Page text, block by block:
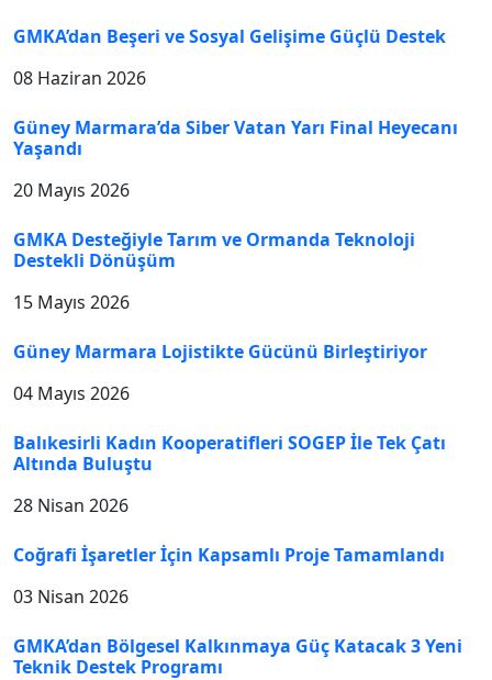
GMKA’dan Beşeri ve Sosyal Gelişime Güçlü Destek
08 Haziran 2026
Güney Marmara’da Siber Vatan Yarı Final Heyecanı
Yaşandı
20 Mayıs 2026
GMKA Desteğiyle Tarım ve Ormanda Teknoloji
Destekli Dönüşüm
15 Mayıs 2026
Güney Marmara Lojistikte Gücünü Birleştiriyor
04 Mayıs 2026
Balıkesirli Kadın Kooperatifleri SOGEP İle Tek Çatı
Altında Buluştu
28 Nisan 2026
Coğrafi İşaretler İçin Kapsamlı Proje Tamamlandı
03 Nisan 2026
GMKA’dan Bölgesel Kalkınmaya Güç Katacak 3 Yeni
Teknik Destek Programı